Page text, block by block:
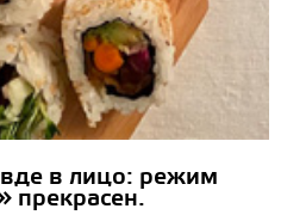
в лицо: режим
прекрасен.